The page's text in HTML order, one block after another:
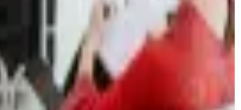
notas claras y útiles
Principios y código